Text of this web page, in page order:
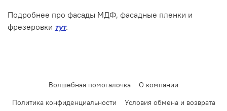
Подробнее про фасады МДФ, фасадные пленки и
фрезеровки тут.
Волшебная помогалочка
О компании
Политика конфиденциальности
Условия обмена и возврата